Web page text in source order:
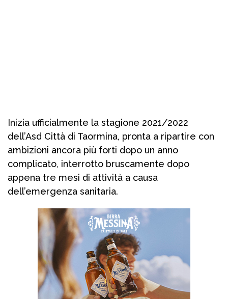
Inizia ufficialmente la stagione 2021/2022
dell’Asd Città di Taormina, pronta a ripartire con
ambizioni ancora più forti dopo un anno
complicato, interrotto bruscamente dopo
appena tre mesi di attività a causa
dell’emergenza sanitaria.